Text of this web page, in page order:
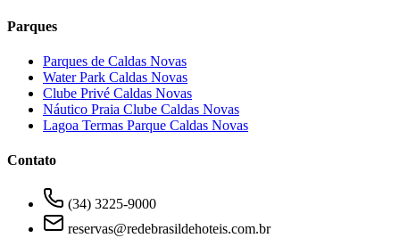
Parques
Parques de Caldas Novas
Water Park Caldas Novas
Clube Privé Caldas Novas
Náutico Praia Clube Caldas Novas
Lagoa Termas Parque Caldas Novas
Contato
(34) 3225-9000
reservas@redebrasildehoteis.com.br